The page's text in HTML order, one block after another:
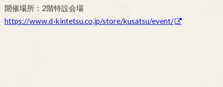
開催場所：2階特設会場
https://www.d-kintetsu.co.jp/store/kusatsu/event/